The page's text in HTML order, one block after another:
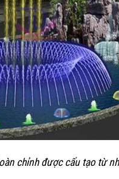
chỉnh được cấu tạo từ